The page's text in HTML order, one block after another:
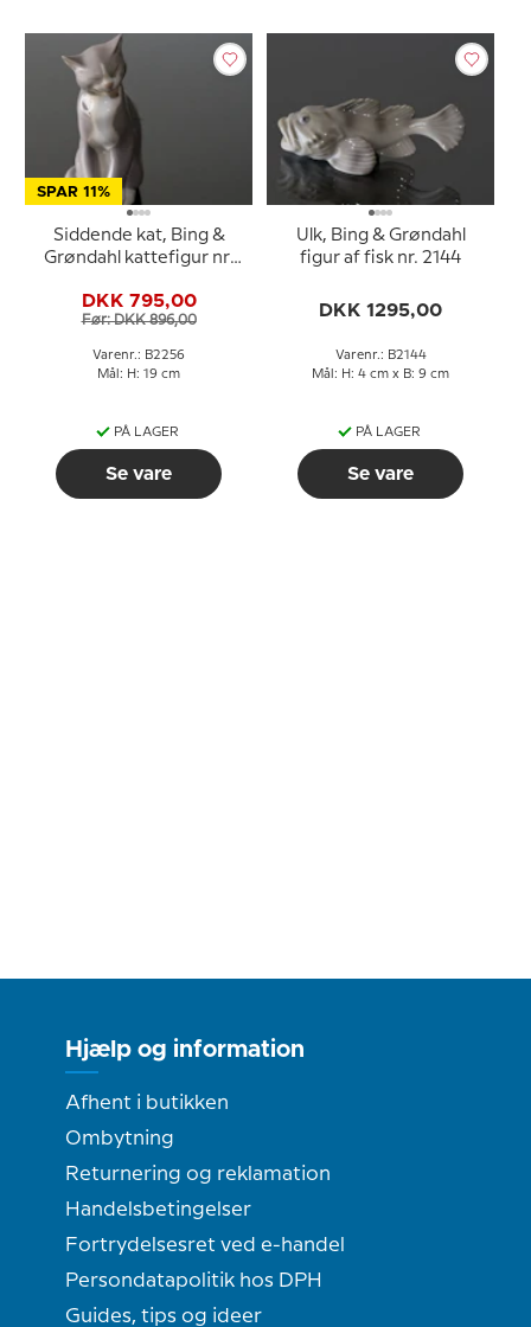
SPAR 11%
Siddende kat, Bing &
Grøndahl kattefigur nr.
DKK 795,00
Før: DKK 896,00
Varenr.: B2256
Mål: H: 19 cm
PÅ LAGER
Se vare
Ulk, Bing & Grøndahl
figur af fisk nr. 2144
DKK 1295,00
Varenr.: B2144
Mål: H: 4 cm x B: 9 cm
PÅ LAGER
Se vare
Hjælp og information
Afhent i butikken
Ombytning
Returnering og reklamation
Handelsbetingelser
Fortrydelsesret ved e-handel
Persondatapolitik hos DPH
Guides, tips og ideer